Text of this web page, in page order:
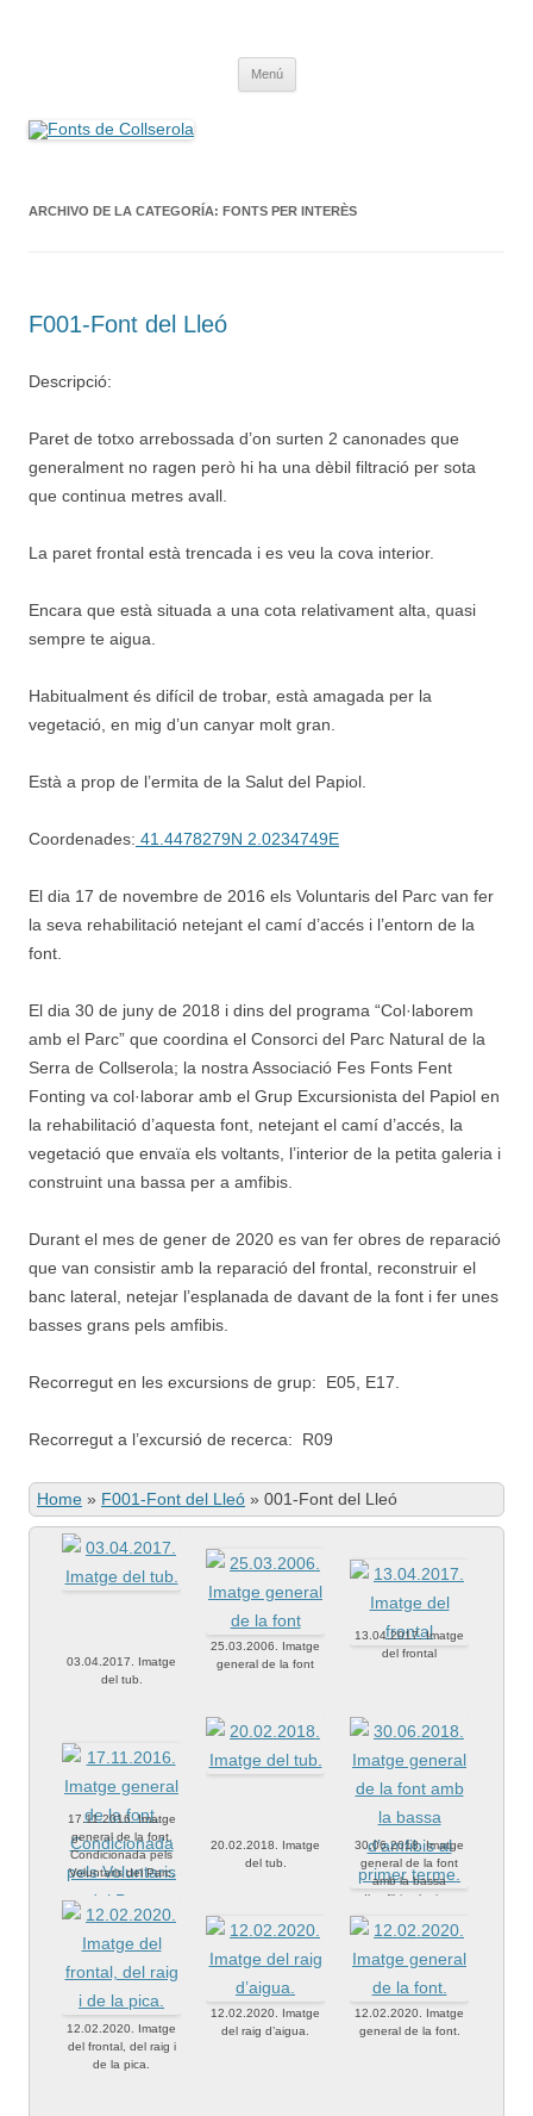
Menú
ARCHIVO DE LA CATEGORÍA: FONTS PER INTERÈS
F001-Font del Lleó
Descripció:
Paret de totxo arrebossada d’on surten 2 canonades que
generalment no ragen però hi ha una dèbil filtració per sota
que continua metres avall.
La paret frontal està trencada i es veu la cova interior.
Encara que està situada a una cota relativament alta, quasi
sempre te aigua.
Habitualment és difícil de trobar, està amagada per la
vegetació, en mig d’un canyar molt gran.
Està a prop de l’ermita de la Salut del Papiol.
Coordenades: 41.4478279N 2.0234749E
El dia 17 de novembre de 2016 els Voluntaris del Parc van fer
la seva rehabilitació netejant el camí d’accés i l’entorn de la
font.
El dia 30 de juny de 2018 i dins del programa “Col·laborem
amb el Parc” que coordina el Consorci del Parc Natural de la
Serra de Collserola; la nostra Associació Fes Fonts Fent
Fonting va col·laborar amb el Grup Excursionista del Papiol en
la rehabilitació d’aquesta font, netejant el camí d’accés, la
vegetació que envaïa els voltants, l’interior de la petita galeria i
construint una bassa per a amfibis.
Durant el mes de gener de 2020 es van fer obres de reparació
que van consistir amb la reparació del frontal, reconstruir el
banc lateral, netejar l’esplanada de davant de la font i fer unes
basses grans pels amfibis.
Recorregut en les excursions de grup: E05, E17.
Recorregut a l’excursió de recerca: R09
Home » F001-Font del Lleó » 001-Font del Lleó
03.04.2017. Imatge
del tub.
25.03.2006. Imatge
general de la font
13.04.2017. Imatge
del frontal
17.11.2016. Imatge
general de la font.
Condicionada pels
Voluntaris del Parc.
20.02.2018. Imatge
del tub.
30.06.2018. Imatge
general de la font
amb la bassa
d’amfibis al primer
12.02.2020. Imatge
del frontal, del raig i
de la pica.
12.02.2020. Imatge
del raig d’aigua.
12.02.2020. Imatge
general de la font.